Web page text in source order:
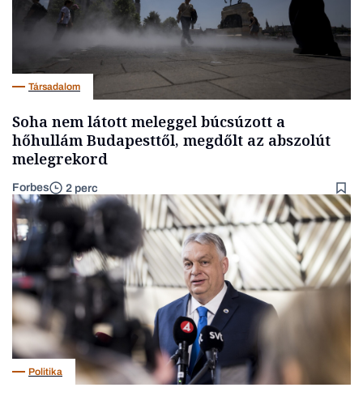
Társadalom
Soha nem látott meleggel búcsúzott a
hőhullám Budapesttől, megdőlt az abszolút
melegrekord
Forbes 2 perc
Politika